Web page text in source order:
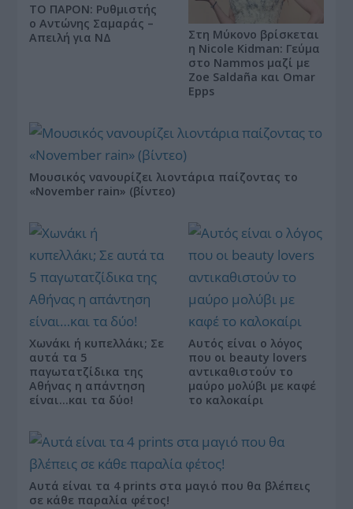
ΤΟ ΠΑΡΟΝ: Ρυθμιστής
ο Αντώνης Σαμαράς –
Απειλή για ΝΔ
Στη Μύκονο βρίσκεται
η Nicole Kidman: Γεύμα
στο Nammos μαζί με
Zoe Saldaña και Omar
Epps
Μουσικός νανουρίζει λιοντάρια παίζοντας το
«November rain» (βίντεο)
Χωνάκι ή κυπελλάκι; Σε
αυτά τα 5
παγωτατζίδικα της
Αθήνας η απάντηση
είναι…και τα δύο!
Αυτός είναι ο λόγος
που οι beauty lovers
αντικαθιστούν το
μαύρο μολύβι με καφέ
το καλοκαίρι
Αυτά είναι τα 4 prints στα μαγιό που θα βλέπεις
σε κάθε παραλία φέτος!